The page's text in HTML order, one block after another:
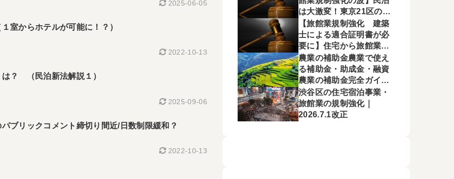
2025-06-05
室からホテルが可能に！？）
2022-10-13
？ （民泊新法解説１）
2025-09-06
ブリックコメント締切り間近/日数制限緩和？
2022-10-13
は大激変！東京21区の要
望書と国の新通達で変わ
るこれからのマーケッ
ト。事業者の生存戦略
【旅館業規制強化 建築
士による適合証明書が必
要に】住宅から旅館業へ
の転用が厳格化！令和8年
5月28日付の新通達を徹
底解説
農業の補助金農業で使え
る補助金・助成金・融資
農業の補助金完全ガイド
【2026年度版】
渋谷区の住宅宿泊事業・
旅館業の規制強化｜
2026.7.1改正